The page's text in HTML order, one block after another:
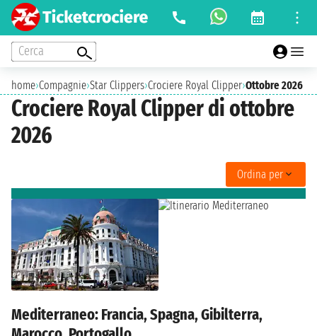
Cerca
home›Compagnie›Star Clippers›Crociere Royal Clipper›Ottobre 2026
Crociere Royal Clipper di ottobre
2026
Ordina per
Mediterraneo: Francia, Spagna, Gibilterra,